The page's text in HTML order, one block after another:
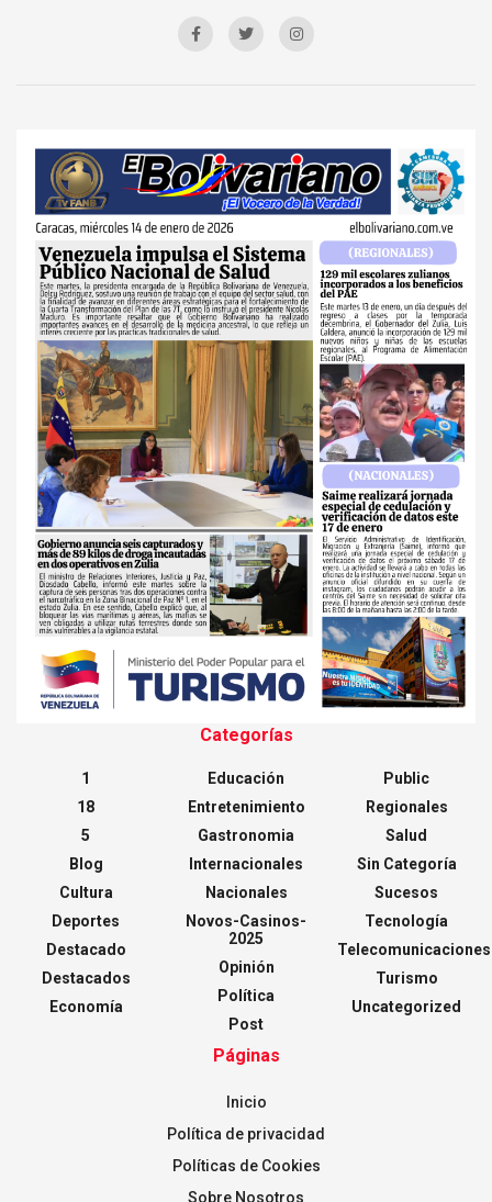
Categorías
1
18
5
Blog
Cultura
Deportes
Destacado
Destacados
Economía
Educación
Entretenimiento
Gastronomia
Internacionales
Nacionales
Novos-Casinos-
2025
Opinión
Política
Post
Public
Regionales
Salud
Sin Categoría
Sucesos
Tecnología
Telecomunicaciones
Turismo
Uncategorized
Páginas
Inicio
Política de privacidad
Políticas de Cookies
Sobre Nosotros